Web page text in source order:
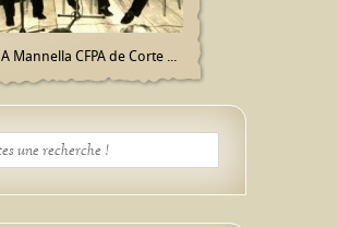
A Mannella CFPA de Corte ...